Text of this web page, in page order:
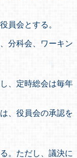
員会とする。
分科会、ワーキン
、定時総会は毎年
、役員会の承認を
。ただし、議決に